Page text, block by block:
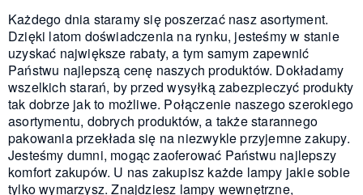
Każdego dnia staramy się poszerzać nasz asortyment.
Dzięki latom doświadczenia na rynku, jesteśmy w stanie
uzyskać największe rabaty, a tym samym zapewnić
Państwu najlepszą cenę naszych produktów. Dokładamy
wszelkich starań, by przed wysyłką zabezpieczyć produkty
tak dobrze jak to możliwe. Połączenie naszego szerokiego
asortymentu, dobrych produktów, a także starannego
pakowania przekłada się na niezwykle przyjemne zakupy.
Jesteśmy dumni, mogąc zaoferować Państwu najlepszy
komfort zakupów. U nas zakupisz każde lampy jakie sobie
tylko wymarzysz. Znajdziesz lampy wewnętrzne,